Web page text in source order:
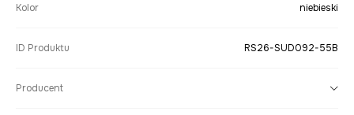
Kolor niebieski
ID Produktu RS26-SUD092-55B
Producent